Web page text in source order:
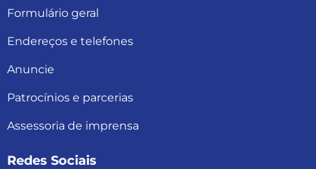
Formulário geral
Endereços e telefones
Anuncie
Patrocínios e parcerias
Assessoria de imprensa
Redes Sociais